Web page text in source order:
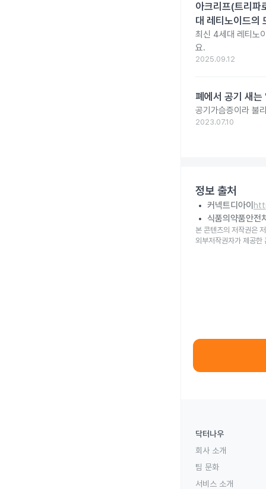
아크리프(트리파
대 레티노이드의
최신 4세대 레티노
요.
2025.09.12
폐에서 공기 새
공기가슴증이라 불
2023.07.10
정보 출처
커넥트디아이
식품의약품안전
본 콘텐츠의 저작권은
외부저작권자가 제공한
닥터나우
회사 소개
팀 문화
서비스 소개